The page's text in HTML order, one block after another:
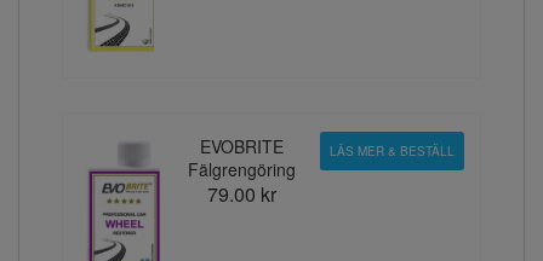
EVOBRITE
Fälgrengöring
79.00 kr
LÄS MER & BESTÄLL